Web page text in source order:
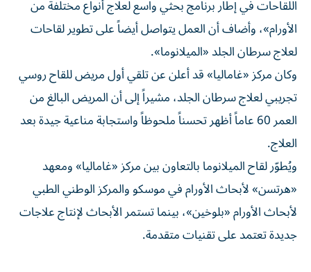
اللقاحات في إطار برنامج بحثي واسع لعلاج أنواع مختلفة من
الأورام»، وأضاف أن العمل يتواصل أيضاً على تطوير لقاحات
لعلاج سرطان الجلد «الميلانوما».
وكان مركز «غاماليا» قد أعلن عن تلقي أول مريض للقاح روسي
تجريبي لعلاج سرطان الجلد، مشيراً إلى أن المريض البالغ من
العمر 60 عاماً أظهر تحسناً ملحوظاً واستجابة مناعية جيدة بعد
العلاج.
ويُطوّر لقاح الميلانوما بالتعاون بين مركز «غاماليا» ومعهد
«هرتسن» لأبحاث الأورام في موسكو والمركز الوطني الطبي
لأبحاث الأورام «بلوخين»، بينما تستمر الأبحاث لإنتاج علاجات
جديدة تعتمد على تقنيات متقدمة.